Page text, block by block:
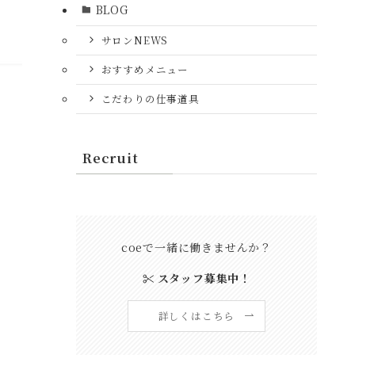
BLOG
サロンNEWS
おすすめメニュー
こだわりの仕事道具
Recruit
coeで一緒に働きませんか？
スタッフ募集中！
詳しくはこちら